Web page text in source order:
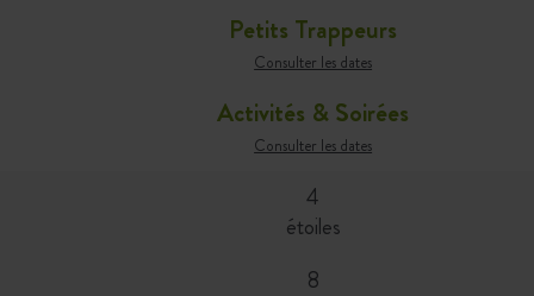
Petits Trappeurs
Consulter les dates
Activités & Soirées
Consulter les dates
4
étoiles
8